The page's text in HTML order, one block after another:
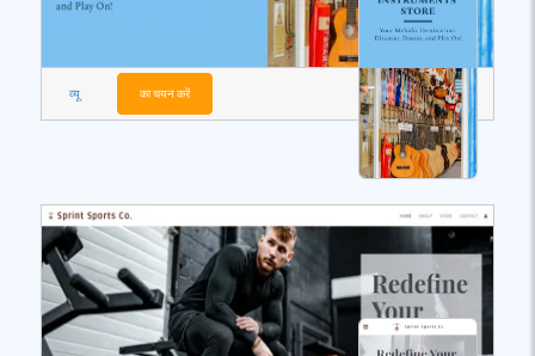
व्यू का चयन करें